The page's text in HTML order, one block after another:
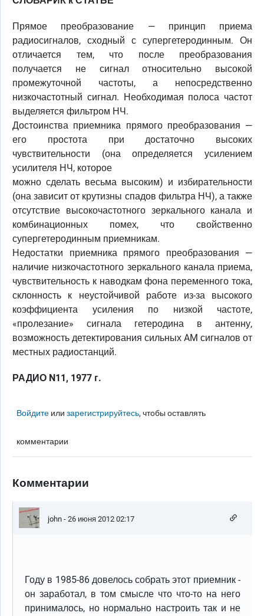
Прямое преобразование — принцип приема
радиосигналов, сходный с супергетеродинным. Он
отличается тем, что после преобразования
получается не сигнал относительно высокой
промежуточной частоты, а непосредственно
низкочастотный сигнал. Необходимая полоса частот
выделяется фильтром НЧ.
Достоинства приемника прямого преобразования —
его простота при достаточно высоких
чувствительности (она определяется усилением
усилителя НЧ, которое
можно сделать весьма высоким) и избирательности
(она зависит от крутизны спадов фильтра НЧ), а также
отсутствие высокочастотного зеркального канала и
комбинационных помех, что свойственно
супергетеродинным приемникам.
Недостатки приемника прямого преобразования —
наличие низкочастотного зеркального канала приема,
чувствительность к наводкам фона переменного тока,
склонность к неустойчивой работе из-за высокого
коэффициента усиления по низкой частоте,
«пролезание» сигнала гетеродина в антенну,
возможность детектирования сильных AM сигналов от
местных радиостанций.
РАДИО N11, 1977 г.
Войдите илизарегистрируйтесь, чтобы оставлять
комментарии
Комментарии
john - 26 июня 2012 02:17
Году в 1985-86 довелось собрать этот приемник -
он заработал, в том смысле что что-то на него
принималось, но нормально настроить так и не